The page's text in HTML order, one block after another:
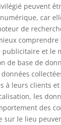
peuvent
car
de
publicitaire et le
de base de
à leurs clients
les
des
sur le lieu